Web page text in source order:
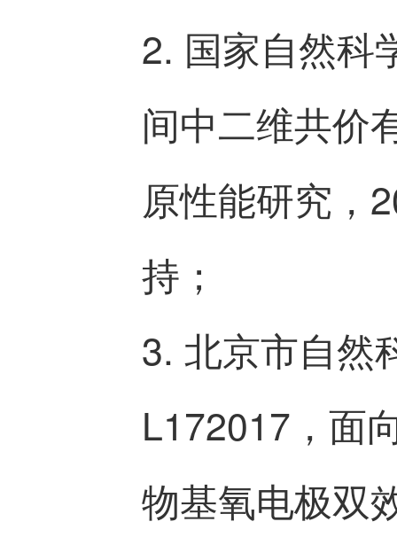
2. 国家自然科
间中二维共价
原性能研究，
持；
3. 北京市自然
L172017，面
物基氧电极双